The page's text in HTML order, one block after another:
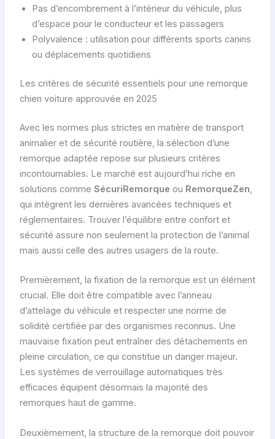
Pas d’encombrement à l’intérieur du véhicule, plus
d’espace pour le conducteur et les passagers
Polyvalence : utilisation pour différents sports canins
ou déplacements quotidiens
Les critères de sécurité essentiels pour une remorque
chien voiture approuvée en 2025
Avec les normes plus strictes en matière de transport
animalier et de sécurité routière, la sélection d’une
remorque adaptée repose sur plusieurs critères
incontournables. Le marché est aujourd’hui riche en
solutions comme SécuriRemorque ou RemorqueZen,
qui intègrent les dernières avancées techniques et
réglementaires. Trouver l’équilibre entre confort et
sécurité assure non seulement la protection de l’animal
mais aussi celle des autres usagers de la route.
Premièrement, la fixation de la remorque est un élément
crucial. Elle doit être compatible avec l’anneau
d’attelage du véhicule et respecter une norme de
solidité certifiée par des organismes reconnus. Une
mauvaise fixation peut entraîner des détachements en
pleine circulation, ce qui constitue un danger majeur.
Les systèmes de verrouillage automatiques très
efficaces équipent désormais la majorité des
remorques haut de gamme.
Deuxièmement, la structure de la remorque doit pouvoir